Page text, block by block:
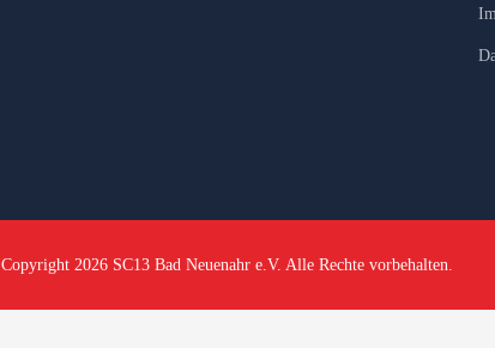
Copyright 2026 SC13 Bad Neuenahr e.V. Alle Rechte vorbehalten.